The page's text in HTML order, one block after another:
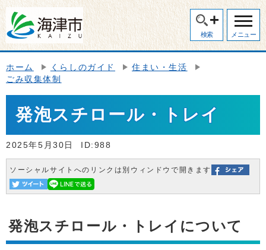
検索 メニュー
ホーム くらしのガイド
住まい・生活
ごみ収集体制
発泡スチロール・トレイ
2025年5月30日 ID:988
ソーシャルサイトへのリンクは別ウィンドウで開きます
発泡スチロール・トレイについて